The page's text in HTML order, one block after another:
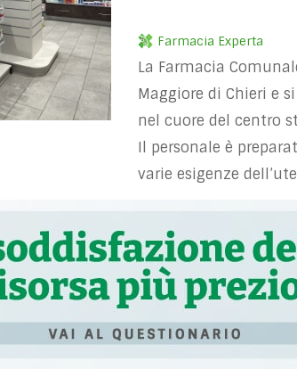
Farmacia Experta
La Farmacia
Maggiore di Chieri e
nel cuore del centro
Il personale è
varie esigenze